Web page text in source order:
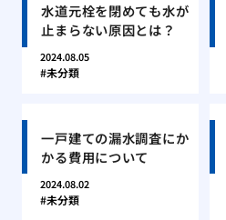
水道元栓を閉めても水が
止まらない原因とは？
2024.08.05
未分類
一戸建ての漏水調査にか
かる費用について
2024.08.02
未分類